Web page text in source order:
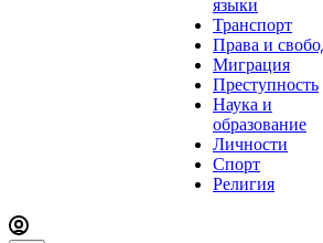
языки
Транспорт
Права и
Миграция
Преступность
Наука и
образование
Личности
Спорт
Религия